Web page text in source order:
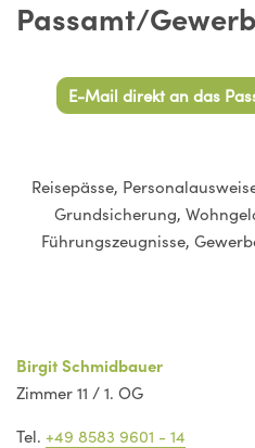
Passamt/
E-Mail direkt an das
Reisepässe,
Grundsicherung,
Führungszeugnisse,
Birgit Schmidbauer
Zimmer 11 / 1. OG
Tel. +49 8583 9601 - 14